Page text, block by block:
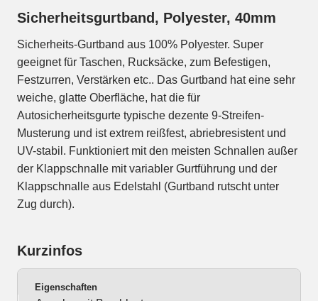
Sicherheitsgurtband, Polyester, 40mm
Sicherheits-Gurtband aus 100% Polyester. Super
geeignet für Taschen, Rucksäcke, zum Befestigen,
Festzurren, Verstärken etc.. Das Gurtband hat eine sehr
weiche, glatte Oberfläche, hat die für
Autosicherheitsgurte typische dezente 9-Streifen-
Musterung und ist extrem reißfest, abriebresistent und
UV-stabil. Funktioniert mit den meisten Schnallen außer
der Klappschnalle mit variabler Gurtführung und der
Klappschnalle aus Edelstahl (Gurtband rutscht unter
Zug durch).
Kurzinfos
Eigenschaften